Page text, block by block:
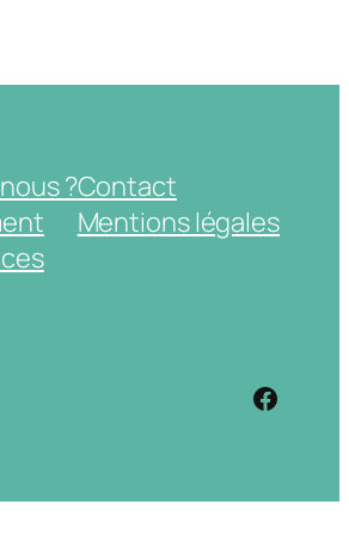
?Contact
Mentions légales